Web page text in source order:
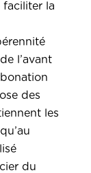
faciliter la
l’avant
des
les
du